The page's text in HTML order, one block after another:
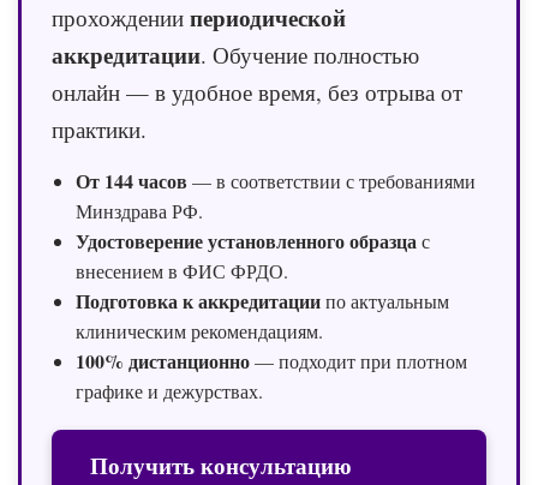
прохождении периодической
аккредитации. Обучение полностью
онлайн — в удобное время, без отрыва от
практики.
От 144 часов — в соответствии с требованиями
Минздрава РФ.
Удостоверение установленного образцас
внесением в ФИС ФРДО.
Подготовка к аккредитациипо актуальным
клиническим рекомендациям.
100% дистанционно— подходит при плотном
графике и дежурствах.
Получить консультацию